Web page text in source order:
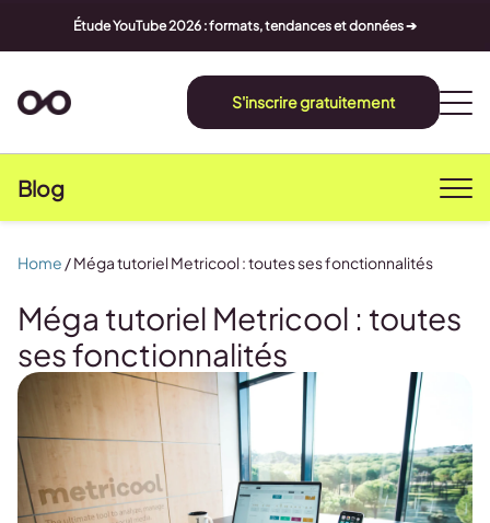
Étude YouTube 2026 : formats, tendances et données ➔
S'inscrire gratuitement
Blog
Méga tutoriel Metricool : toutes
ses fonctionnalités
Home /Méga tutoriel Metricool : toutes ses fonctionnalités